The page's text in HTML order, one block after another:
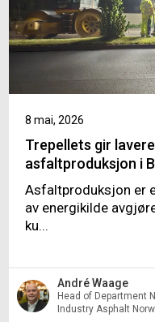
8 mai, 2026
Trepellets gir
asfaltproduksjon i
Asfaltproduksjon er
av energikilde
ku...
André Waage
Head of Department
Industry Asphalt